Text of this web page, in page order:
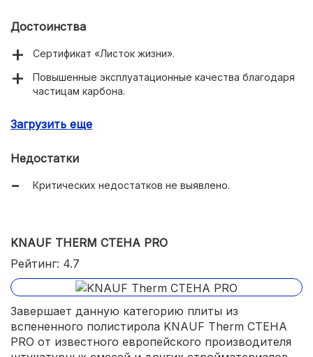
Достоинства
Сертификат «Листок жизни».
Повышенные эксплуатационные качества благодаря
частицам карбона.
Загрузить еще
Недостатки
Критических недостатков не выявлено.
KNAUF THERM СТЕНА PRO
Рейтинг: 4.7
Завершает данную категорию плиты из
вспененного полистирола KNAUF Therm СТЕНА
PRO от известного европейского производителя